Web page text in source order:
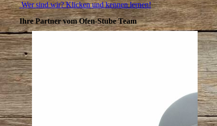
Wer sind wir? Klicken und kennen lernen!
Ihre Partner vom Ofen-Stube Team